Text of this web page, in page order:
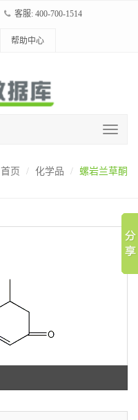
客服: 400-700-1514
帮助中心
首页 化学品 螺岩兰草酮